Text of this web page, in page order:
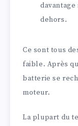
dehors.
Ce sont tous
faible. Après
batterie se
moteur.
La plupart du